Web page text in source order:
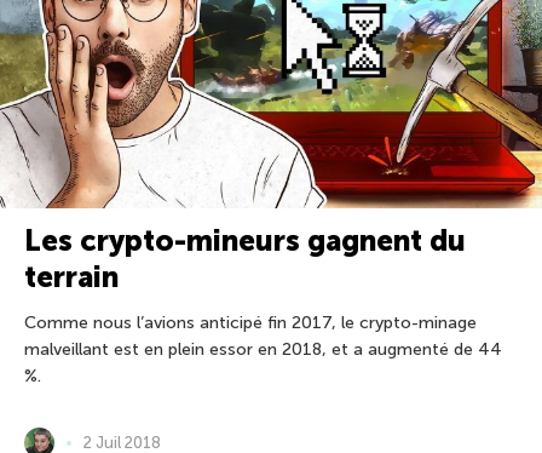
Les crypto-mineurs gagnent du
terrain
Comme nous l’avions anticipé fin 2017, le crypto-minage
malveillant est en plein essor en 2018, et a augmenté de 44
%.
2 Juil 2018